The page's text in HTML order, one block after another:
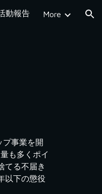
動報告 More
プ事業を開
も多くポイ
てる不届き
以下の懲役